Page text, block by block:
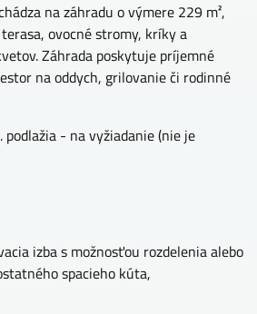
na záhradu o výmere 229 m²,
ovocné stromy, kríky a
Záhrada poskytuje príjemné
na oddych, grilovanie či rodinné
- na vyžiadanie (nie je
izba s možnosťou rozdelenia alebo
spacieho kúta,